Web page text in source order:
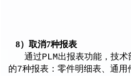
8）取消7种报表
通过PLM出报表功能，技术
的7种报表：零件明细表、通